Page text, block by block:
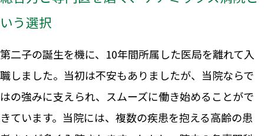
いう選択
第二子の誕生を機に、10年間所属した医局を離れて入
職しました。当初は不安もありましたが、当院ならで
はの強みに支えられ、スムーズに働き始めることがで
きています。当院には、複数の疾患を抱える高齢の患